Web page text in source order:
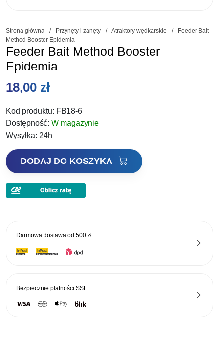
Strona główna / Przynęty i zanęty / Atraktory wędkarskie /
Feeder Bait
Method Booster Epidemia
Feeder Bait Method Booster
Epidemia
18,00 zł
Kod produktu: FB18-6
Dostępność: W magazynie
Wysyłka: 24h
ilość
Feeder
Method
DODAJ DO KOSZYKA
Darmowa dostawa od 500 zł
Bezpiecznie płatności SSL